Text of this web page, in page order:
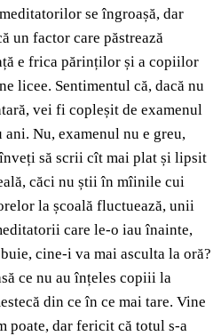
se îngroașă, dar
un factor care păstrează
e frica părinților și a copiilor
licee. Sentimentul că, dacă nu
vei fi copleșit de examenul
Nu, examenul nu e greu,
să scrii cît mai plat și lipsit
căci nu știi în mîinile cui
la școală fluctuează, unii
care le-o iau înainte,
cine-i va mai asculta la oră?
ce nu au înțeles copiii la
din ce în ce mai tare. Vine
poate, dar fericit că totul s-a